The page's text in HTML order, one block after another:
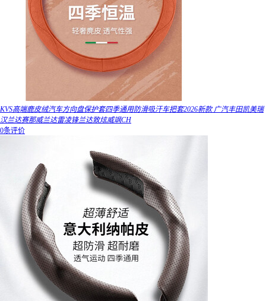
KVS高端鹿皮绒汽车方向盘保护套四季通用防滑吸汗车把套2026新款 广汽丰田凯美瑞
汉兰达赛那威兰达雷凌锋兰达致炫威飒CH
0条评价